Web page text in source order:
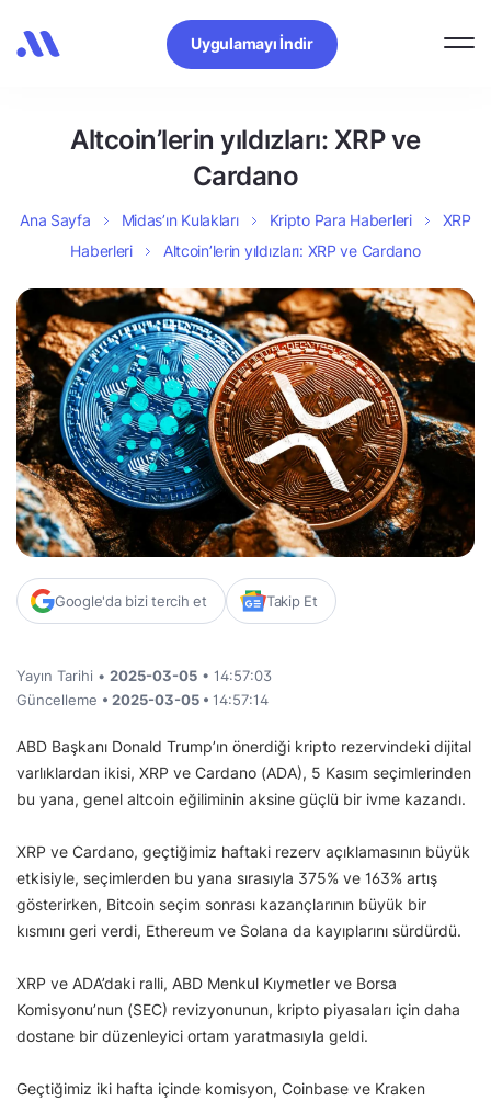
Uygulamayı İndir
Altcoin’lerin yıldızları: XRP ve
Cardano
Ana Sayfa Midas’ın Kulakları Kripto Para Haberleri
XRP
Haberleri
Altcoin’lerin yıldızları: XRP ve Cardano
Google'da bizi tercih et Takip Et
Yayın Tarihi • 2025-03-05 • 14:57:03
Güncelleme • 2025-03-05 • 14:57:14
ABD Başkanı Donald Trump’ın önerdiği kripto rezervindeki dijital
varlıklardan ikisi, XRP ve Cardano (ADA), 5 Kasım seçimlerinden
bu yana, genel altcoin eğiliminin aksine güçlü bir ivme kazandı.
XRP ve Cardano, geçtiğimiz haftaki rezerv açıklamasının büyük
etkisiyle, seçimlerden bu yana sırasıyla 375% ve 163% artış
gösterirken, Bitcoin seçim sonrası kazançlarının büyük bir
kısmını geri verdi, Ethereum ve Solana da kayıplarını sürdürdü.
XRP ve ADA’daki ralli, ABD Menkul Kıymetler ve Borsa
Komisyonu’nun (SEC) revizyonunun, kripto piyasaları için daha
dostane bir düzenleyici ortam yaratmasıyla geldi.
Geçtiğimiz iki hafta içinde komisyon, Coinbase ve Kraken